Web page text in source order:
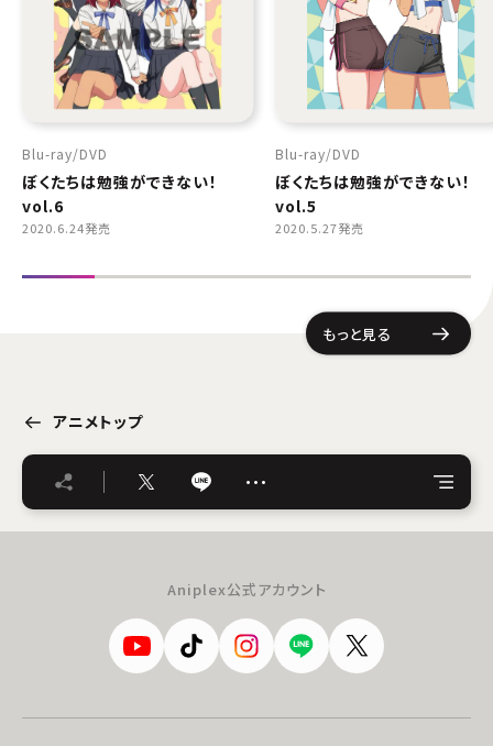
Blu-ray DVD
ぼくたちは勉強ができない！
vol.6
2020.6.24発売
Blu-ray DVD
ぼくたちは勉強ができない！
vol.5
2020.5.27発売
もっと見る
アニメトップ
…
Aniplex公式アカウント